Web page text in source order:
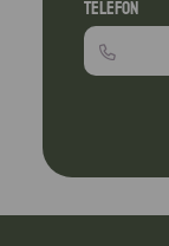
Telefon